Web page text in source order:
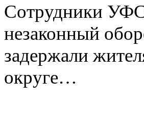
Сотрудники
незаконный
задержали
округе…